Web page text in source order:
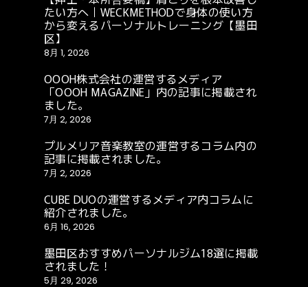
たい方へ｜WECKMETHODで身体の使い方
から変えるパーソナルトレーニング【墨田
区】
8月 1, 2026
OOOH株式会社の運営するメディア
「OOOH MAGAZINE」内の記事に掲載され
ました。
7月 2, 2026
プルメリア音楽教室の運営するコラム内の
記事に掲載されました。
7月 2, 2026
CUBE DUOの運営するメディア内コラムに
紹介されました。
6月 16, 2026
墨田区おすすめパーソナルジム18選に掲載
されました！
5月 29, 2026